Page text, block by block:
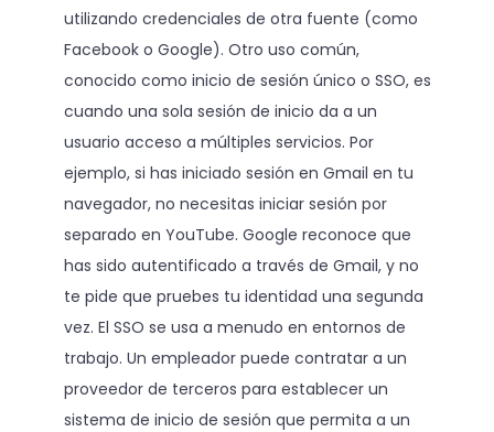
utilizando credenciales de otra fuente (como
Facebook o Google). Otro uso común,
conocido como inicio de sesión único o SSO, es
cuando una sola sesión de inicio da a un
usuario acceso a múltiples servicios. Por
ejemplo, si has iniciado sesión en Gmail en tu
navegador, no necesitas iniciar sesión por
separado en YouTube. Google reconoce que
has sido autentificado a través de Gmail, y no
te pide que pruebes tu identidad una segunda
vez. El SSO se usa a menudo en entornos de
trabajo. Un empleador puede contratar a un
proveedor de terceros para establecer un
sistema de inicio de sesión que permita a un